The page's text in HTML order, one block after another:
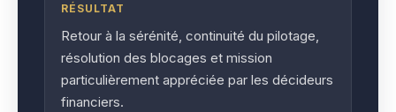
RÉSULTAT
Retour à la sérénité, continuité du pilotage,
résolution des blocages et mission
particulièrement appréciée par les décideurs
financiers.